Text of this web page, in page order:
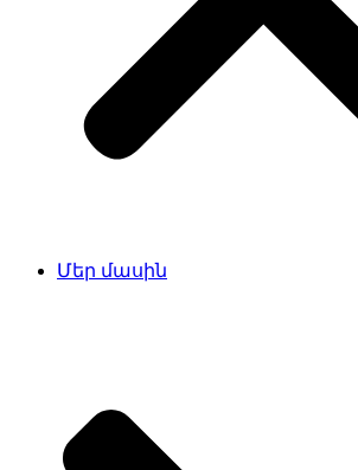
Մեր մասին